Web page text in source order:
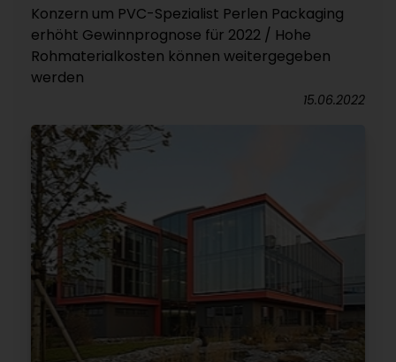
Konzern um PVC-Spezialist Perlen Packaging
erhöht Gewinnprognose für 2022 / Hohe
Rohmaterialkosten können weitergegeben
werden
15.06.2022